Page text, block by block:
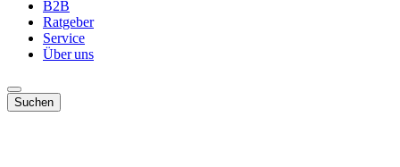
B2B
Ratgeber
Service
Über uns
Suchen